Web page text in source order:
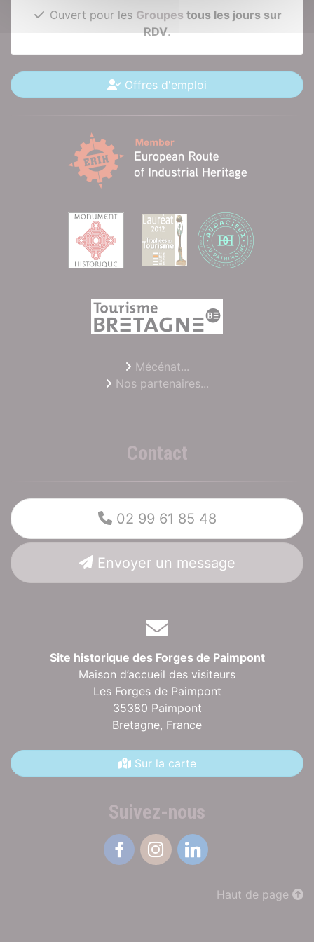
Ouvert pour les Groupes tous les jours sur
RDV.
Offres d'emploi
Mécénat...
Nos partenaires...
Contact
02 99 61 85 48
Envoyer un message
Site historique des Forges de Paimpont
Maison d’accueil des visiteurs
Les Forges de Paimpont
35380 Paimpont
Bretagne, France
Sur la carte
Suivez-nous
Haut de page